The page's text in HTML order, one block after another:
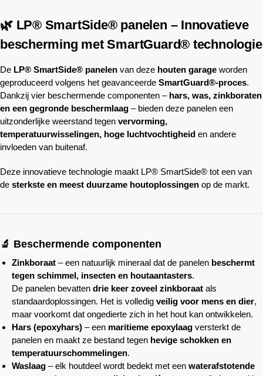
🌿 LP® SmartSide® panelen – Innovatieve
bescherming met SmartGuard® technologie
De LP® SmartSide® panelen van deze houten garage worden
geproduceerd volgens het geavanceerde SmartGuard®-proces.
Dankzij vier beschermende componenten – hars, was, zinkboraten
en een gegronde beschermlaag – bieden deze panelen een
uitzonderlijke weerstand tegen vervorming,
temperatuurwisselingen, hoge luchtvochtigheid en andere
invloeden van buitenaf.
Deze innovatieve technologie maakt LP® SmartSide® tot een van
de sterkste en meest duurzame houtoplossingen op de markt.
🔬 Beschermende componenten
Zinkboraat – een natuurlijk mineraal dat de panelen beschermt
tegen schimmel, insecten en houtaantasters.
De panelen bevatten drie keer zoveel zinkboraat als
standaardoplossingen. Het is volledig veilig voor mens en dier,
maar voorkomt dat ongedierte zich in het hout kan ontwikkelen.
Hars (epoxyhars) – een maritieme epoxylaag versterkt de
panelen en maakt ze bestand tegen hevige schokken en
temperatuurschommelingen.
Waslaag – elk houtdeel wordt bedekt met een waterafstotende